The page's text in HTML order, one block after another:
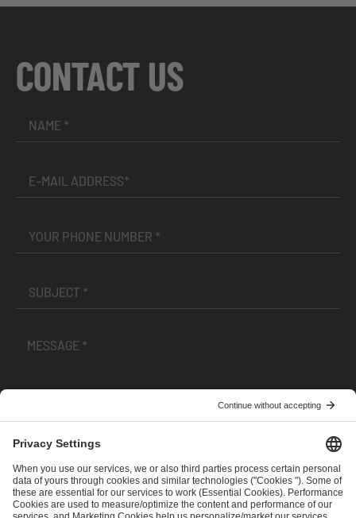
CONTACT US
andPrivacy Policy